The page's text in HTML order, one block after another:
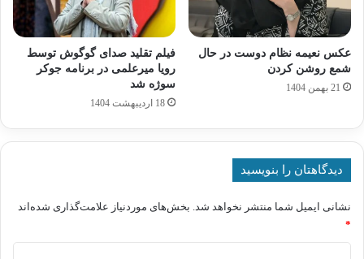
عکس نعیمه نظام دوست در حال
شمع روشن کردن
21 بهمن 1404
فیلم تقلید صدای گوگوش توسط
رویا میرعلمی در برنامه جوکر
سوژه شد
18 اردیبهشت 1404
دیدگاهتان را بنویسید
نشانی ایمیل شما منتشر نخواهد شد. بخش‌های موردنیاز علامت‌گذاری شده‌اند
*